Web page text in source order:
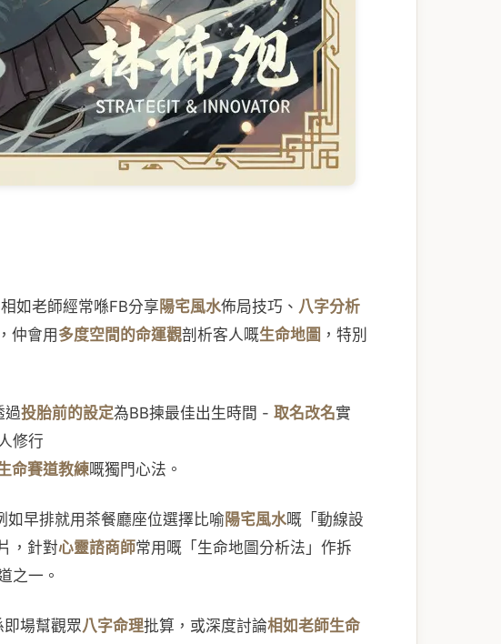
如老師經常喺FB分享 陽宅風水佈局技巧、 八字分析
仲會用 多度空間的命運觀剖析客人嘅生命地圖 ，特別
過投胎前的設定為BB揀最佳出生時間 - 取名改名實
修行
命賽道教練嘅獨門心法。
早排就用茶餐廳座位選擇比喻 陽宅風水嘅「動線設
，針對心靈諮商師常用嘅「生命地圖分析法」作拆
之一。
場幫觀眾八字命理批算，或深度討論相如老師生命